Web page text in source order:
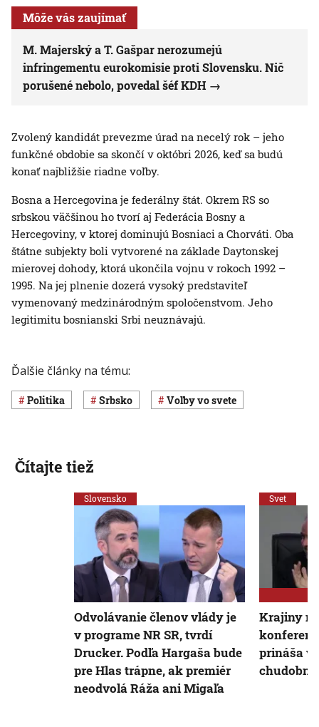
Môže vás zaujímať
M. Majerský a T. Gašpar nerozumejú
infringementu eurokomisie proti Slovensku. Nič
porušené nebolo, povedal šéf KDH
Zvolený kandidát prevezme úrad na necelý rok – jeho
funkčné obdobie sa skončí v októbri 2026, keď sa budú
konať najbližšie riadne voľby.
Bosna a Hercegovina je federálny štát. Okrem RS so
srbskou väčšinou ho tvorí aj Federácia Bosny a
Hercegoviny, v ktorej dominujú Bosniaci a Chorváti. Oba
štátne subjekty boli vytvorené na základe Daytonskej
mierovej dohody, ktorá ukončila vojnu v rokoch 1992 –
1995. Na jej plnenie dozerá vysoký predstaviteľ
vymenovaný medzinárodným spoločenstvom. Jeho
legitimitu bosnianski Srbi neuznávajú.
Ďalšie články na tému:
Politika Srbsko voľby vo svete
Čítajte tiež
Slovensko
Odvolávanie členov vlády je
v programe NR SR, tvrdí
Drucker. Podľa Hargaša bude
pre Hlas trápne, ak premiér
neodvolá Ráža ani Migaľa
Svet
Krajiny
prináša